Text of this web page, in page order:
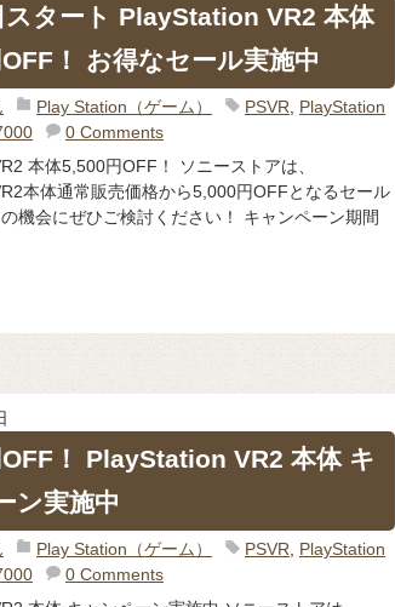
スタート PlayStation VR2 本体
！ お得なセール実施中
Play Station（ゲーム） PSVR
PlayStation
0 Comments
本体5,500円OFF！ ソニーストアは、
本体通常販売価格から5,000円OFFとなるセール
機会にぜひご検討ください！ キャンペーン期間
！ PlayStation VR2 本体 キ
ン実施中
Play Station（ゲーム） PSVR, PlayStation
0 Comments